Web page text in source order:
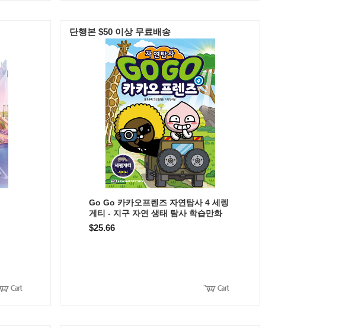
단행본 $50 이상 무료배송
Go Go 카카오프렌즈 자연탐사 4 세렝
게티 - 지구 자연 생태 탐사 학습만화
$25.66